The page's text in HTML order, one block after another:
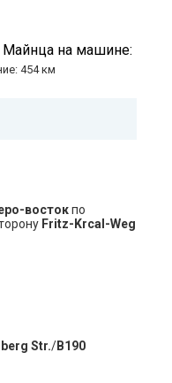
Майнца на машине:
454 км
востокпо
Fritz-Krcal-Weg
Str./B190